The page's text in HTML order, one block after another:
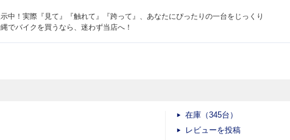
中！実際『見て』『触れて』『跨って』、あなたにぴったりの一台をじっくり
でバイクを買うなら、迷わず当店へ！
在庫（345台）
レビューを投稿